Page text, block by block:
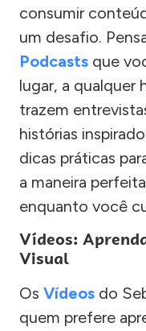
consumir
um desafio.
Podcasts que
lugar, a qualquer
trazem
histórias
dicas práticas
a maneira
enquanto você
Vídeos:
Visual
Os Vídeos do
quem prefere